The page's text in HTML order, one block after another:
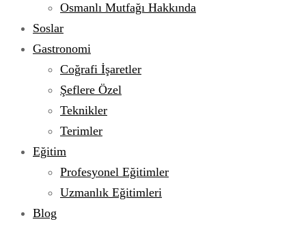
Osmanlı Mutfağı Hakkında
Soslar
Gastronomi
Coğrafi İşaretler
Şeflere Özel
Teknikler
Terimler
Eğitim
Profesyonel Eğitimler
Uzmanlık Eğitimleri
Blog